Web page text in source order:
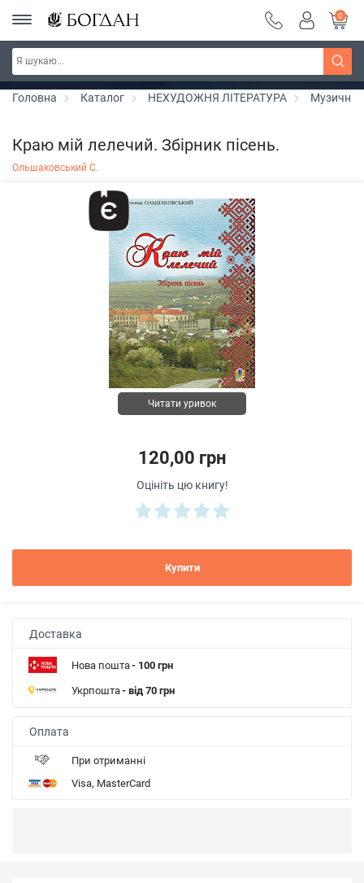
Серія "Вандербікери" ~ знижка 25%
0
Головна Каталог НЕХУДОЖНЯ ЛІТЕРАТУРА Музичні
Краю мій лелечий. Збірник пісень.
Ольшаковський С.
Читати уривок
120,00 грн
Оцініть цю книгу!
Купити
Доставка
Нова пошта- 100 грн
Укрпошта- від 70 грн
Оплата
При отриманні
Visa, MasterCard